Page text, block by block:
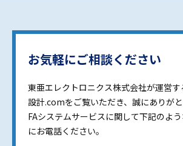
お気軽にご相談ください
東亜エレクトロニクス株式会社が運営
設計.comをご覧いただき、誠にありがと
FAシステムサービスに関して下記のよ
にお電話ください。